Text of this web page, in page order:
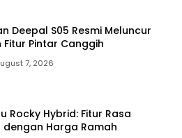
Deepal S05 Resmi Meluncur
Pintar Canggih
7, 2026
Rocky Hybrid: Fitur Rasa
dengan Harga Ramah